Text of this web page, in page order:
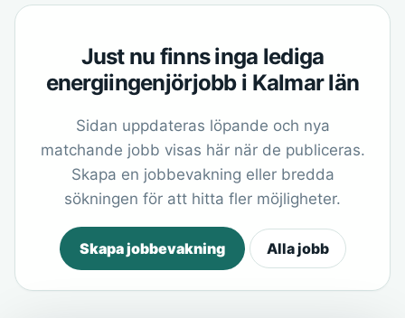
Just nu finns inga lediga
energiingenjörjobb i Kalmar län
Sidan uppdateras löpande och nya
matchande jobb visas här när de publiceras.
Skapa en jobbevakning eller bredda
sökningen för att hitta fler möjligheter.
Skapa jobbevakning Alla jobb